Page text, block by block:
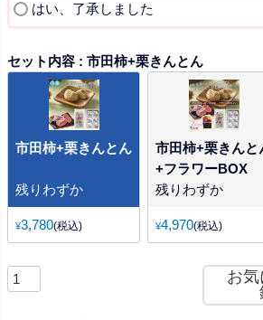
はい、了承しました
セット内容 市田柿+栗きんとん
市田柿+栗きんとん
残りわずか
¥3,780 税込
市田柿+栗きんと
+フラワーBOX
残りわずか
¥4,970 税込
お